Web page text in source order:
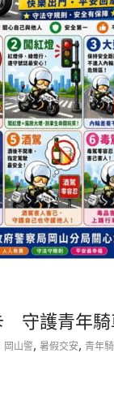
守護青年騎
岡山警, 暑假交安, 青年